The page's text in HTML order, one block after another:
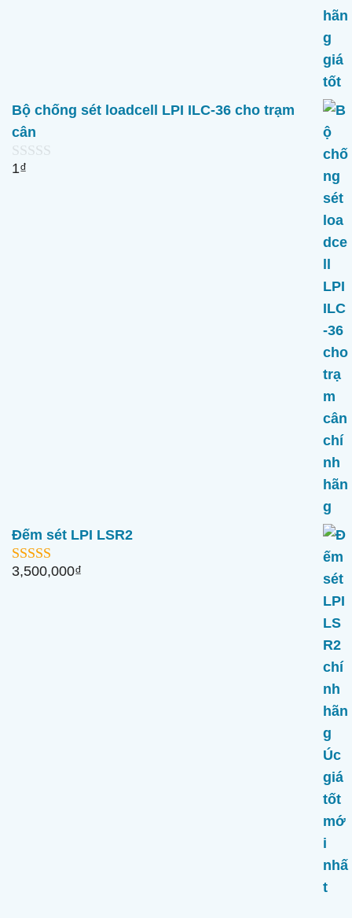
Bộ chống sét loadcell LPI ILC-36 cho trạm
cân
0
1₫
Đếm sét LPI LSR2
5.00ngoài 5
3,500,000₫